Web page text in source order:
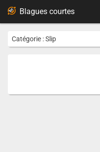
Catégorie :Slip
Blagues courtes